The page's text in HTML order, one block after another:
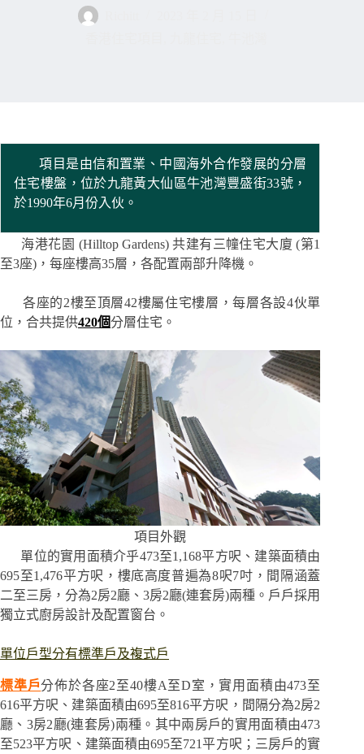
項目是由信和置業、中國海外合作發展的分層
住宅樓盤，位於九龍黃大仙區牛池灣豐盛街33號，
於1990年6月份入伙。
海港花園 (Hilltop Gardens) 共建有三幢住宅大廈 (第1
至3座)，每座樓高35層，各配置兩部升降機。
各座的2樓至頂層42樓屬住宅樓層，每層各設4伙單
位，合共提供420個分層住宅。
項目外觀
單位的實用面積介乎473至1,168平方呎、建築面積由
695至1,476平方呎，樓底高度普遍為8呎7吋，間隔涵蓋
二至三房，分為2房2廳、3房2廳(連套房)兩種。戶戶採用
獨立式廚房設計及配置窗台。
單位戶型分有標準戶及複式戶
標準戶分佈於各座2至40樓A至D室，實用面積由473至
616平方呎、建築面積由695至816平方呎，間隔分為2房2
廳、3房2廳(連套房)兩種。其中兩房戶的實用面積由473
至523平方呎、建築面積由695至721平方呎；三房戶的實